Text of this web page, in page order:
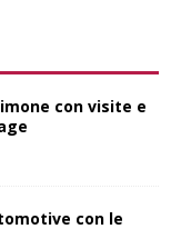
con visite e
con le